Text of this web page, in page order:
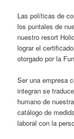
Las políticas de
los puntales de
nuestro resort
lograr el
otorgado por la
Ser una empresa
integran se
humano de
catálogo de
laboral con la